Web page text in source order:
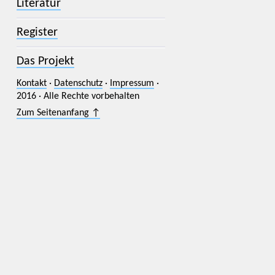
Literatur
Register
Das Projekt
Kontakt· Datenschutz· Impressum ·
2016 · Alle Rechte vorbehalten
Zum Seitenanfang ↑